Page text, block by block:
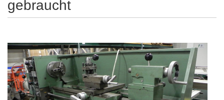
gebraucht